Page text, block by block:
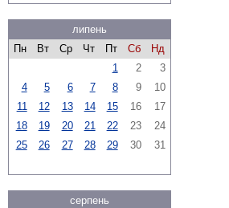
липень
Пн
Вт Ср Чт Пт Сб
Нд
1
2
3
4
5 6 7 8 9
10
11
12 13 14 15 16
17
18
19 20 21 22 23
24
25
26 27 28 29 30 31
серпень